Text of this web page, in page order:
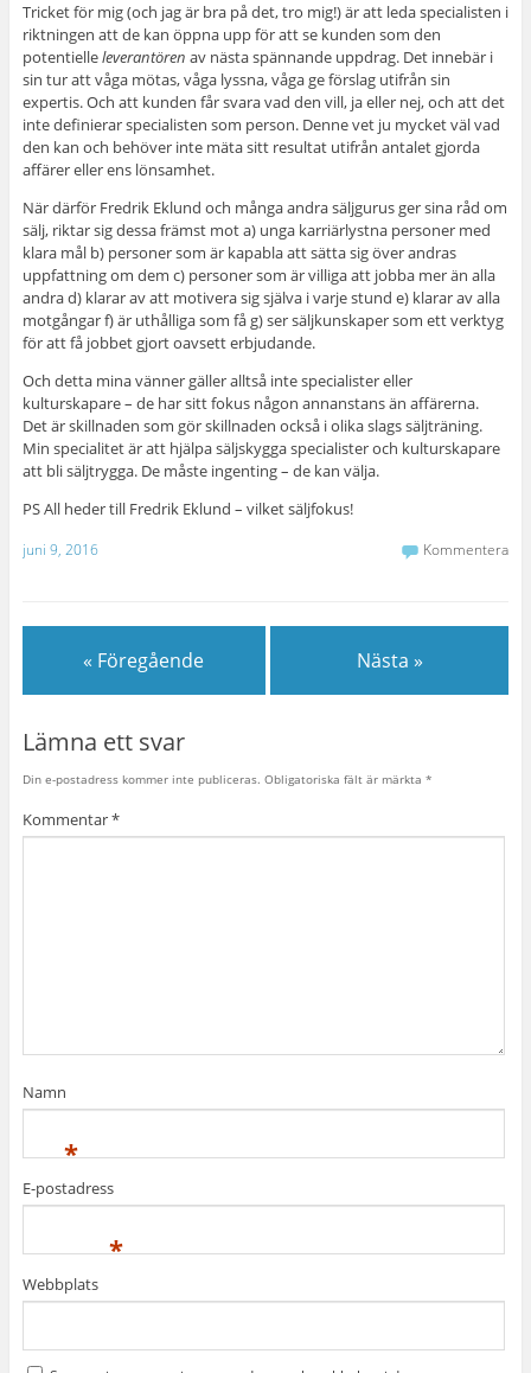
Tricket för mig (och jag är bra på det, tro mig!) är att leda specialisten i
riktningen att de kan öppna upp för att se kunden som den
potentielleleverantören av nästa spännande uppdrag. Det innebär i
sin tur att våga mötas, våga lyssna, våga ge förslag utifrån sin
expertis. Och att kunden får svara vad den vill, ja eller nej, och att det
inte definierar specialisten som person. Denne vet ju mycket väl vad
den kan och behöver inte mäta sitt resultat utifrån antalet gjorda
affärer eller ens lönsamhet.
När därför Fredrik Eklund och många andra säljgurus ger sina råd om
sälj, riktar sig dessa främst mot a) unga karriärlystna personer med
klara mål b) personer som är kapabla att sätta sig över andras
uppfattning om dem c) personer som är villiga att jobba mer än alla
andra d) klarar av att motivera sig själva i varje stund e) klarar av alla
motgångar f) är uthålliga som få g) ser säljkunskaper som ett verktyg
för att få jobbet gjort oavsett erbjudande.
Och detta mina vänner gäller alltså inte specialister eller
kulturskapare – de har sitt fokus någon annanstans än affärerna.
Det är skillnaden som gör skillnaden också i olika slags säljträning.
Min specialitet är att hjälpa säljskygga specialister och kulturskapare
att bli säljtrygga. De måste ingenting – de kan välja.
PS All heder till Fredrik Eklund – vilket säljfokus!
juni 9, 2016 Kommentera
« Föregående Nästa »
Lämna ett svar
Din e-postadress kommer inte publiceras. Obligatoriska fält är märkta *
Kommentar*
Namn
*
E-postadress
*
Webbplats